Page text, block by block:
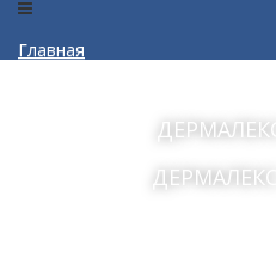
Главная
Часто задаваемые вопросы
ДЕРМАЛЕКС
ДЕРМАЛЕКС